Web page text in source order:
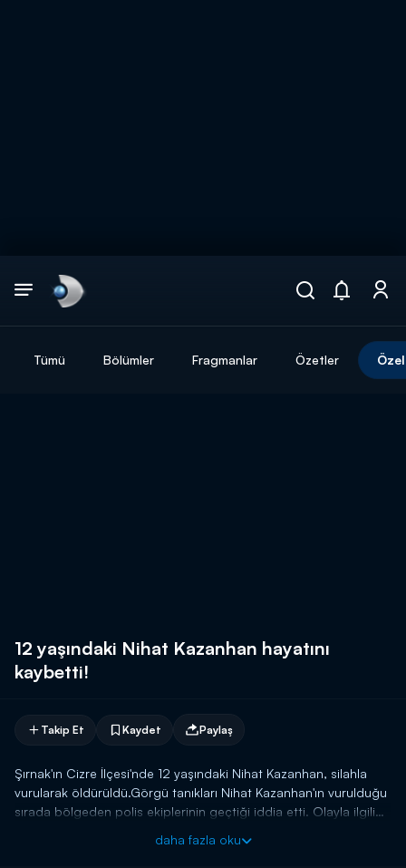
Tümü Bölümler Fragmanlar Özetler
12 yaşındaki Nihat Kazanhan hayatını
kaybetti!
Takip Et Kaydet Paylaş
Şırnak'ın Cizre İlçesi'nde 12 yaşındaki Nihat Kazanhan, silahla
vurularak öldürüldü.Görgü tanıkları Nihat Kazanhan'ın vurulduğu
sırada bölgeden polis ekiplerinin geçtiği iddia etti. Olayla ilgili
daha fazla oku